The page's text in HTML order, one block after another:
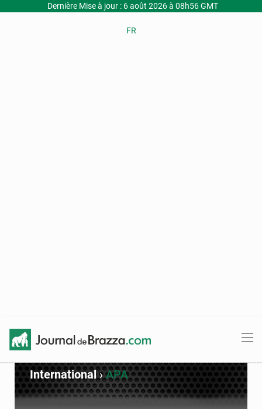
Dernière Mise à jour : 6 août 2026 à 08h56 GMT
FR
International›APA